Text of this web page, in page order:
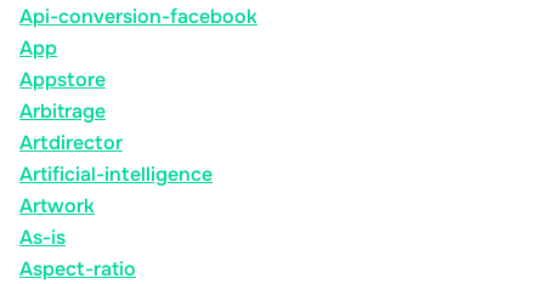
Api-conversion-facebook
App
Appstore
Arbitrage
Artdirector
Artificial-intelligence
Artwork
As-is
Aspect-ratio